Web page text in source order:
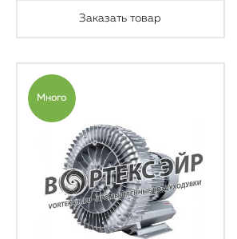
Заказать товар
Много